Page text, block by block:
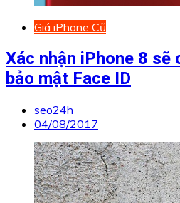
Giá iPhone Cũ
Xác nhận iPhone 8 sẽ
bảo mật Face ID
seo24h
04/08/2017